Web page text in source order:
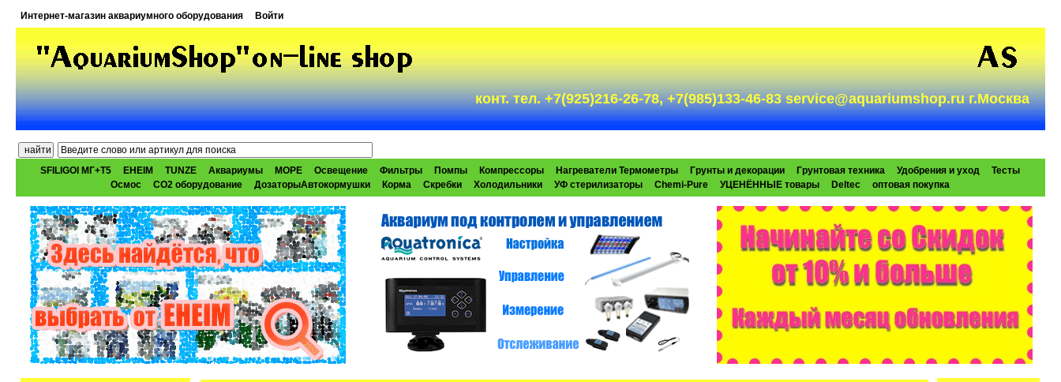
Интернет-магазин аквариумного оборудования Войти
конт. тел. +7(925)216-26-78, +7(985)133-46-83 service@aquariumshop.ru г.Москва
SFILIGOI МГ+Т5 EHEIM TUNZE Аквариумы МОРЕ Освещение Фильтры Помпы Компрессоры Нагреватели Термометры Грунты и декорации Грунтовая техника Удобрения и уход
Тесты
Осмос
CO2 оборудование ДозаторыАвтокормушки Корма Скребки Холодильники УФ стерилизаторы Chemi-Pure УЦЕНЁННЫЕ товары Deltec оптовая покупка